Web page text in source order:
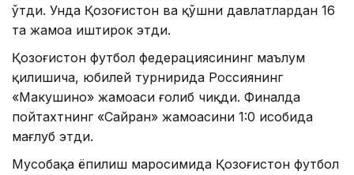
ўтди. Унда Қозоғистон ва қўшни давлатлардан 16
та жамоа иштирок этди.
Қозоғистон футбол федерациясининг маълум
қилишича, юбилей турнирида Россиянинг
«Макушино» жамоаси ғолиб чиқди. Финалда
пойтахтнинг «Сайран» жамоасини 1:0 ҳисобида
мағлуб этди.
Мусобақа ёпилиш маросимида Қозоғистон футбол